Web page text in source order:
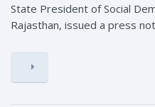
State President of Social
Rajasthan, issued a press